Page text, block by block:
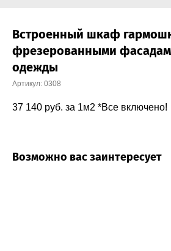
Встроенный шкаф
фрезерованными
одежды
Артикул: 0308
37 140 руб. за 1м2 *Все включено!
Возможно вас заинтересует